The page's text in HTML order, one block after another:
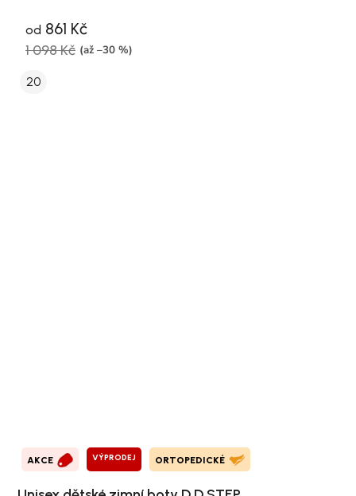
od 861 Kč
1 098 Kč (až –30 %)
20
AKCE VÝPRODEJ ORTOPEDICKÉ